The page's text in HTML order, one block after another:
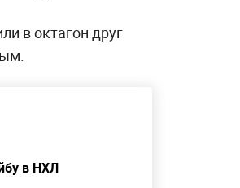
в октагон друг
в НХЛ